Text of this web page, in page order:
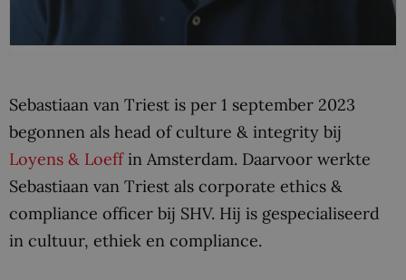
Sebastiaan van Triest is per 1 september 2023
begonnen als head of culture & integrity bij
Loyens & Loeffin Amsterdam. Daarvoor werkte
Sebastiaan van Triest als corporate ethics &
compliance officer bij SHV. Hij is gespecialiseerd
in cultuur, ethiek en compliance.